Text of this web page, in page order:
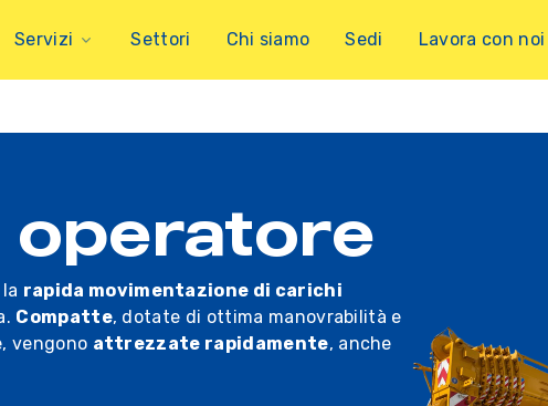
Servizi Settori Chi siamo Sedi Lavora con noi
rapida movimentazione di carichi
Compatte, dotate di ottima manovrabilità e
vengono attrezzate rapidamente, anche